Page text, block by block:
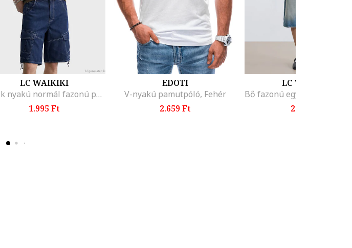
LC WAIKIKI
Kerek nyakú normál fazonú póló, Fangóbarna
1.995 Ft
EDOTI
V-nyakú pamutpóló, Fehér
2.659 Ft
LC WAIKIKI
2.795 Ft